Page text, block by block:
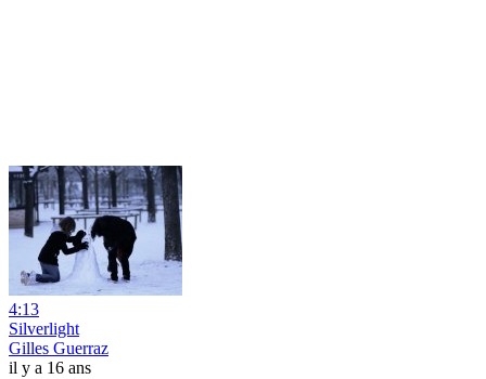
4:13
Silverlight
Gilles Guerraz
il y a 16 ans